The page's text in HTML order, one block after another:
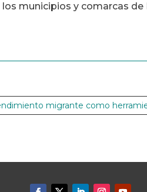
municipios y comarcas de
migrante como